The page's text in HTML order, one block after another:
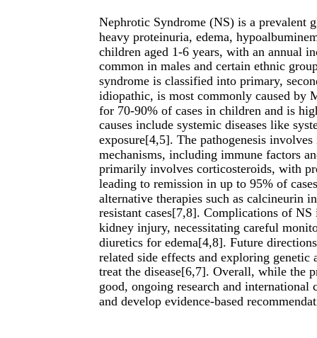
Nephrotic Syndrome (NS) is a prevalent
heavy proteinuria, edema,
children aged 1-6 years, with an annual
common in males and certain ethnic
syndrome is classified into primary,
idiopathic, is most commonly caused by
for 70-90% of cases in children and is
causes include systemic diseases like
exposure[4,5]. The pathogenesis
mechanisms, including immune factors
primarily involves corticosteroids, with
leading to remission in up to 95% of
alternative therapies such as calcineurin
resistant cases[7,8]. Complications of
kidney injury, necessitating careful
diuretics for edema[4,8]. Future
related side effects and exploring genetic
treat the disease[6,7]. Overall, while the
good, ongoing research and
and develop evidence-based